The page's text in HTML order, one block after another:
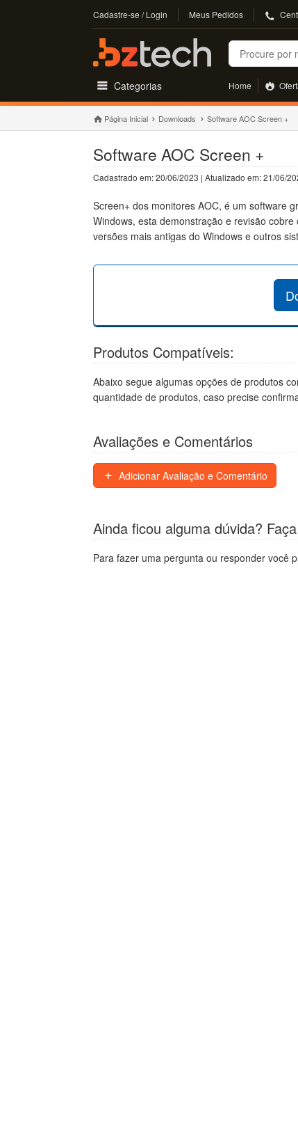
Cadastre-se / Login Meus Pedidos
Buscar
Categorias Home
Página Inicial Downloads Software AOC Screen +
Software AOC Screen +
Cadastrado em: 20/06/2023 | Atualizado em: 21/06/
Screen+ dos monitores AOC, é um software
Windows, esta demonstração e revisão
versões mais antigas do Windows e outros
Produtos Compatíveis:
Abaixo segue algumas opções de produtos
quantidade de produtos, caso precise
Avaliações e Comentários
Adicionar Avaliação e Comentário
Ainda ficou alguma dúvida?
Para fazer uma pergunta ou responder você